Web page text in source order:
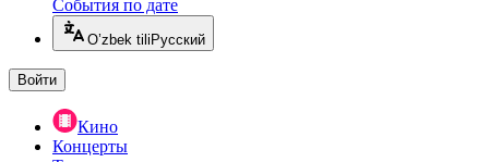
События по дате
O’zbek tili Русский
Войти
Кино
Концерты